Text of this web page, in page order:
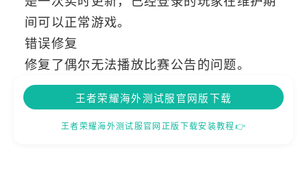
间可以正常游戏。
错误修复
修复了偶尔无法播放比赛公告的问题。
王者荣耀海外测试服官网版下载
王者荣耀海外测试服官网正版下载安装教程👉